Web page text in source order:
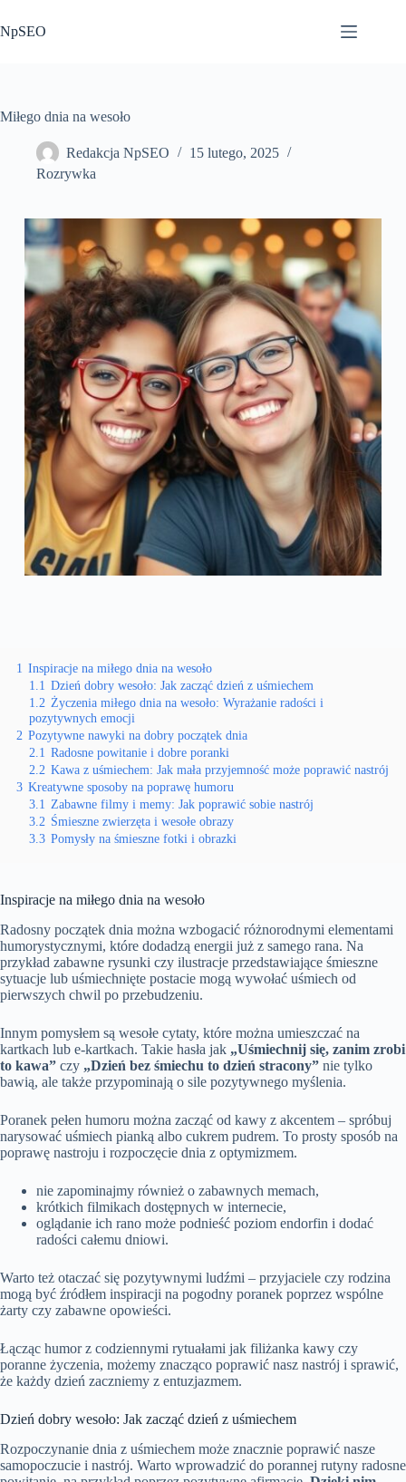
do
treści
NpSEO
Miłego dnia na wesoło
Redakcja NpSEO
15 lutego, 2025
Rozrywka
1 Inspiracje na miłego dnia na wesoło
1.1 Dzień dobry wesoło: Jak zacząć dzień z uśmiechem
1.2 Życzenia miłego dnia na wesoło: Wyrażanie radości i
pozytywnych emocji
2 Pozytywne nawyki na dobry początek dnia
2.1 Radosne powitanie i dobre poranki
2.2 Kawa z uśmiechem: Jak mała przyjemność może poprawić nastrój
3 Kreatywne sposoby na poprawę humoru
3.1 Zabawne filmy i memy: Jak poprawić sobie nastrój
3.2 Śmieszne zwierzęta i wesołe obrazy
3.3 Pomysły na śmieszne fotki i obrazki
Inspiracje na miłego dnia na wesoło
Radosny początek dnia można wzbogacić różnorodnymi elementami
humorystycznymi, które dodadzą energii już z samego rana. Na
przykład zabawne rysunki czy ilustracje przedstawiające śmieszne
sytuacje lub uśmiechnięte postacie mogą wywołać uśmiech od
pierwszych chwil po przebudzeniu.
Innym pomysłem są wesołe cytaty, które można umieszczać na
kartkach lub e-kartkach. Takie hasła jak „Uśmiechnij się, zanim zrobi
to kawa” czy „Dzień bez śmiechu to dzień stracony” nie tylko
bawią, ale także przypominają o sile pozytywnego myślenia.
Poranek pełen humoru można zacząć od kawy z akcentem – spróbuj
narysować uśmiech pianką albo cukrem pudrem. To prosty sposób na
poprawę nastroju i rozpoczęcie dnia z optymizmem.
nie zapominajmy również o zabawnych memach,
krótkich filmikach dostępnych w internecie,
oglądanie ich rano może podnieść poziom endorfin i dodać
radości całemu dniowi.
Warto też otaczać się pozytywnymi ludźmi – przyjaciele czy rodzina
mogą być źródłem inspiracji na pogodny poranek poprzez wspólne
żarty czy zabawne opowieści.
Łącząc humor z codziennymi rytuałami jak filiżanka kawy czy
poranne życzenia, możemy znacząco poprawić nasz nastrój i sprawić,
że każdy dzień zaczniemy z entuzjazmem.
Dzień dobry wesoło: Jak zacząć dzień z uśmiechem
Rozpoczynanie dnia z uśmiechem może znacznie poprawić nasze
samopoczucie i nastrój. Warto wprowadzić do porannej rutyny radosne